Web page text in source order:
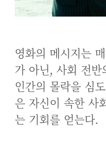
영화의 메시지는
가 아닌, 사회 전
인간의 몰락을 심
은 자신이 속한 사
는 기회를 얻는다.